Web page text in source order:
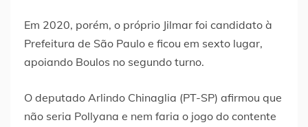
Em 2020, porém, o próprio Jilmar foi candidato à
Prefeitura de São Paulo e ficou em sexto lugar,
apoiando Boulos no segundo turno.
O deputado Arlindo Chinaglia (PT-SP) afirmou que
não seria Pollyana e nem faria o jogo do contente